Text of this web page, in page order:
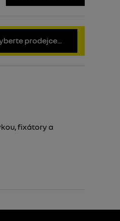
prodejce...
fixátory a